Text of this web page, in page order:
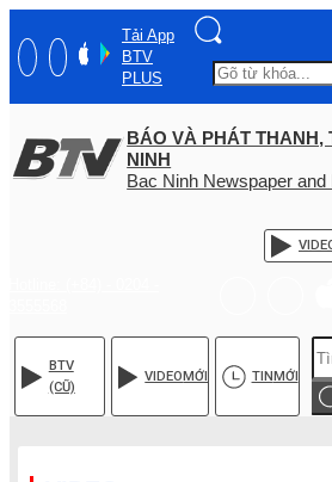
Tải App
BTV
PLUS
BÁO VÀ PHÁT THANH,
NINH
Bac Ninh Newspaper and
BTV
(CŨ)
VIDEOMỚI TINMỚI